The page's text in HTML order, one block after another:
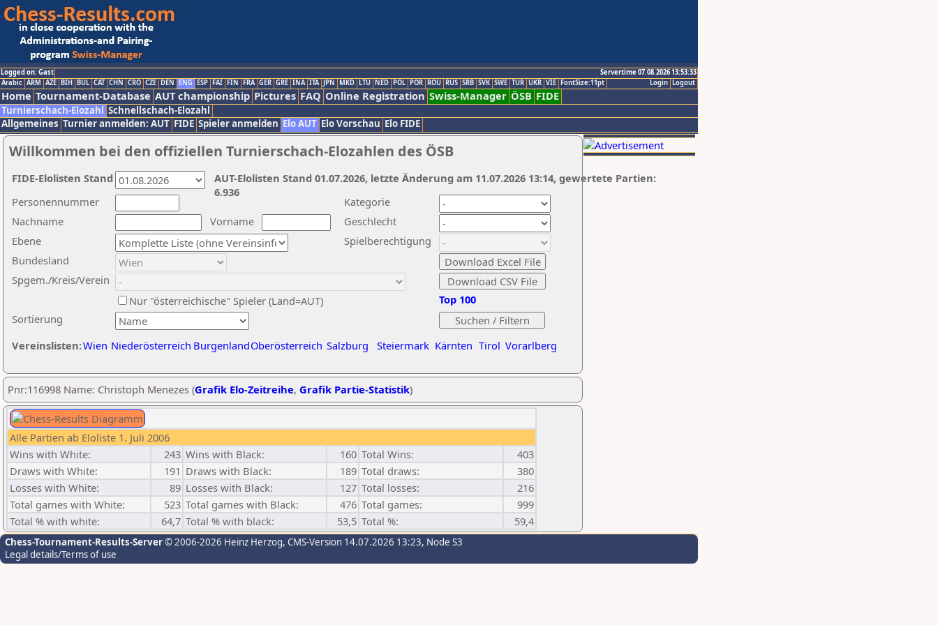
Logged on: Gast
Servertime 07.08.2026 13:53:33
Logout
Login
Arabic ARM AZE BIH BUL CAT CHN CRO CZE DEN ENG ESP FAI FIN FRA GER GRE INA ITA JPN MKD LTU NED POL POR ROU RUS SRB SVK SWE TUR UKR VIE FontSize:11pt
Home Tournament-Database AUT championship Pictures FAQ Online Registration Swiss-Manager ÖSB FIDE
Turnierschach-Elozahl Schnellschach-Elozahl
Allgemeines Turnier anmelden: AUT FIDE Spieler anmelden Elo AUT Elo Vorschau Elo FIDE
Willkommen bei den offiziellen Turnierschach-Elozahlen des ÖSB
Nachname
Vorname
Ebene
Kategorie
Sortierung
Personennummer
Bundesland
Spgem./Kreis/Verein
Geschlecht
Nur "österreichische" Spieler (Land=AUT)
Spielberechtigung
Vereinslisten:Wien Niederösterreich BurgenlandOberösterreich Salzburg Steiermark Kärnten Tirol Vorarlberg
Top 100
AUT-Elolisten Stand 01.07.2026, letzte Änderung am 11.07.2026 13:14, gewertete Partien:
6.936
FIDE-Elolisten Stand
Pnr:116998 Name: Christoph Menezes (Grafik Elo-Zeitreihe, Grafik Partie-Statistik)
Alle Partien ab Eloliste 1. Juli 2006
Wins with White:
243 Wins with Black: 160 Total Wins:
403
Draws with White:
191 Draws with Black: 189 Total draws:
380
Losses with White:
89 Losses with Black: 127 Total losses:
216
Total games with White:
523 Total games with Black: 476 Total games:
999
Total % with white:
64,7 Total % with black: 53,5 Total %: 59,4
Chess-Tournament-Results-Server© 2006-2026 Heinz Herzog, CMS-Version 14.07.2026 13:23, Node S3
Legal details/Terms of use